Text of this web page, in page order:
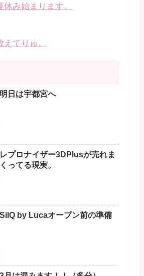
み始まります。
てりゅ。
明日は宇都宮へ
レプロナイザー3DPlusが売れま
くってる現実。
SilQ by Lucaオープン前の準備